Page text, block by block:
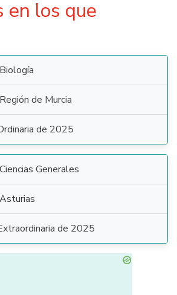
en los que
Biología
Región de Murcia
de 2025
Ciencias Generales
Asturias
de 2025